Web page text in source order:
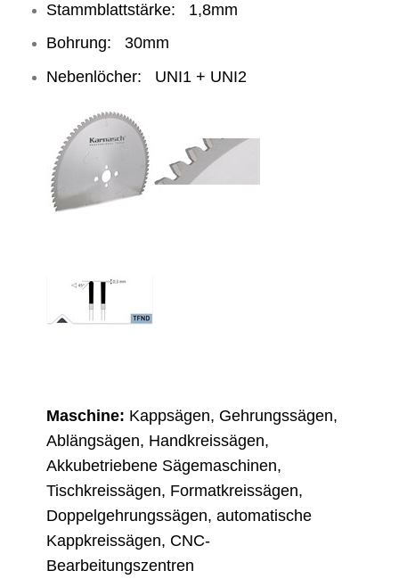
Stammblattstärke: 1,8mm
Bohrung: 30mm
Nebenlöcher: UNI1 + UNI2
Maschine: Kappsägen, Gehrungssägen,
Ablängsägen, Handkreissägen,
Akkubetriebene Sägemaschinen,
Tischkreissägen, Formatkreissägen,
Doppelgehrungssägen, automatische
Kappkreissägen, CNC-
Bearbeitungszentren